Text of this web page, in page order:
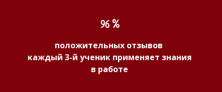
96 %
положительных отзывов
каждый 3-й ученик применяет знания
в работе